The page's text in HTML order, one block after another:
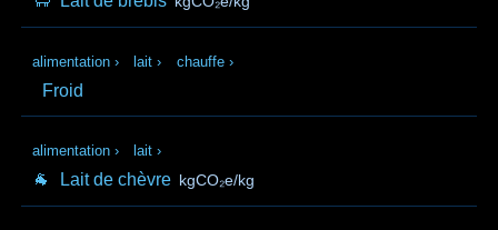
alimentation › lait › chauffe ›
Froid
alimentation › lait ›
🐐 Lait de chèvre kgCO₂e/kg